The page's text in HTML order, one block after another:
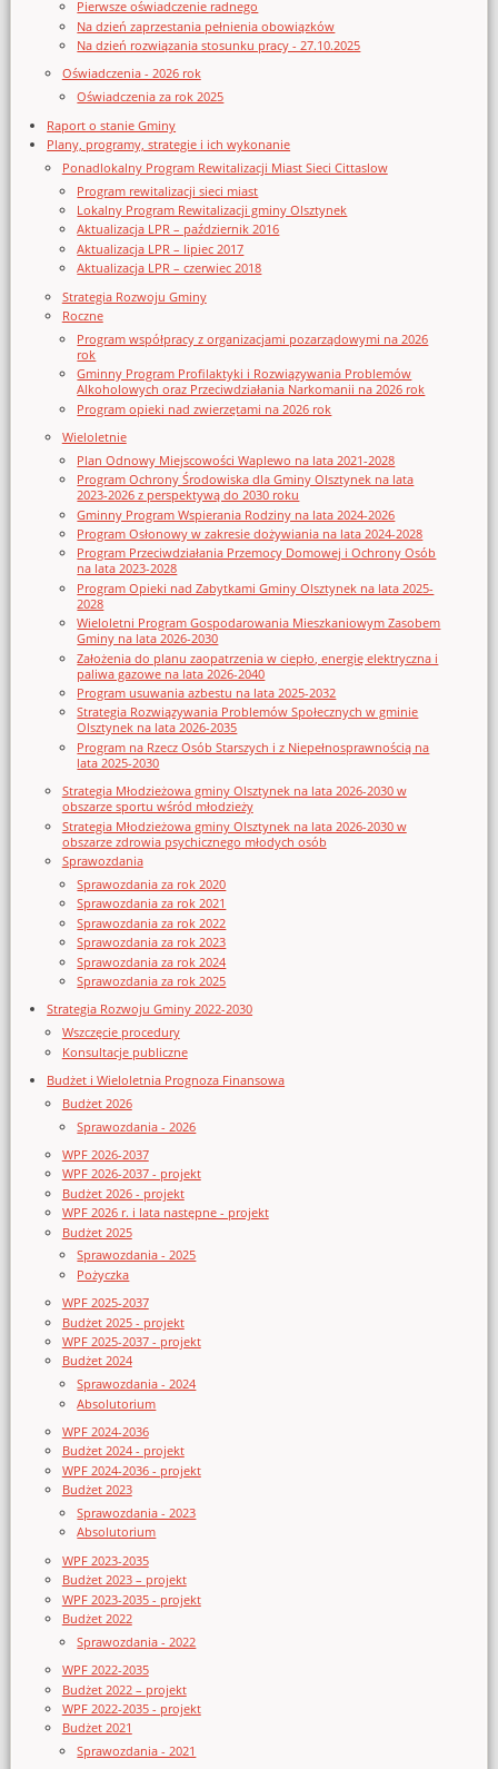
Pierwsze oświadczenie radnego
Na dzień zaprzestania pełnienia obowiązków
Na dzień rozwiązania stosunku pracy - 27.10.2025
Oświadczenia - 2026 rok
Oświadczenia za rok 2025
Raport o stanie Gminy
Plany, programy, strategie i ich wykonanie
Ponadlokalny Program Rewitalizacji Miast Sieci Cittaslow
Program rewitalizacji sieci miast
Lokalny Program Rewitalizacji gminy Olsztynek
Aktualizacja LPR – październik 2016
Aktualizacja LPR – lipiec 2017
Aktualizacja LPR – czerwiec 2018
Strategia Rozwoju Gminy
Roczne
Program współpracy z organizacjami pozarządowymi na 2026
rok
Gminny Program Profilaktyki i Rozwiązywania Problemów
Alkoholowych oraz Przeciwdziałania Narkomanii na 2026 rok
Program opieki nad zwierzętami na 2026 rok
Wieloletnie
Plan Odnowy Miejscowości Waplewo na lata 2021-2028
Program Ochrony Środowiska dla Gminy Olsztynek na lata
2023-2026 z perspektywą do 2030 roku
Gminny Program Wspierania Rodziny na lata 2024-2026
Program Osłonowy w zakresie dożywiania na lata 2024-2028
Program Przeciwdziałania Przemocy Domowej i Ochrony Osób
na lata 2023-2028
Program Opieki nad Zabytkami Gminy Olsztynek na lata 2025-
2028
Wieloletni Program Gospodarowania Mieszkaniowym Zasobem
Gminy na lata 2026-2030
Założenia do planu zaopatrzenia w ciepło, energię elektryczna i
paliwa gazowe na lata 2026-2040
Program usuwania azbestu na lata 2025-2032
Strategia Rozwiązywania Problemów Społecznych w gminie
Olsztynek na lata 2026-2035
Program na Rzecz Osób Starszych i z Niepełnosprawnością na
lata 2025-2030
Strategia Młodzieżowa gminy Olsztynek na lata 2026-2030 w
obszarze sportu wśród młodzieży
Strategia Młodzieżowa gminy Olsztynek na lata 2026-2030 w
obszarze zdrowia psychicznego młodych osób
Sprawozdania
Sprawozdania za rok 2020
Sprawozdania za rok 2021
Sprawozdania za rok 2022
Sprawozdania za rok 2023
Sprawozdania za rok 2024
Sprawozdania za rok 2025
Strategia Rozwoju Gminy 2022-2030
Wszczęcie procedury
Konsultacje publiczne
Budżet i Wieloletnia Prognoza Finansowa
Budżet 2026
Sprawozdania - 2026
WPF 2026-2037
WPF 2026-2037 - projekt
Budżet 2026 - projekt
WPF 2026 r. i lata następne - projekt
Budżet 2025
Sprawozdania - 2025
Pożyczka
WPF 2025-2037
Budżet 2025 - projekt
WPF 2025-2037 - projekt
Budżet 2024
Sprawozdania - 2024
Absolutorium
WPF 2024-2036
Budżet 2024 - projekt
WPF 2024-2036 - projekt
Budżet 2023
Sprawozdania - 2023
Absolutorium
WPF 2023-2035
Budżet 2023 – projekt
WPF 2023-2035 - projekt
Budżet 2022
Sprawozdania - 2022
WPF 2022-2035
Budżet 2022 – projekt
WPF 2022-2035 - projekt
Budżet 2021
Sprawozdania - 2021